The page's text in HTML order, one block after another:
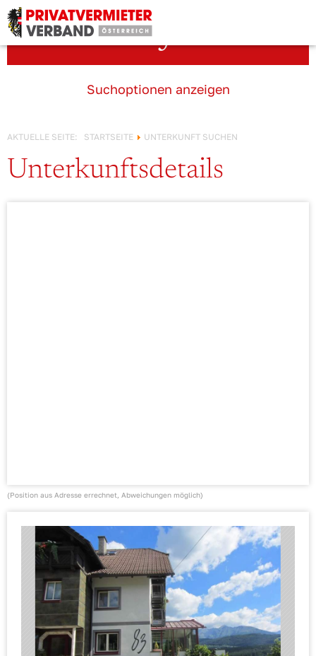
Unterkunft suchen
Suchoptionen anzeigen
AKTUELLE SEITE: STARTSEITE UNTERKUNFT SUCHEN
Unterkunftsdetails
(Position aus Adresse errechnet, Abweichungen möglich)